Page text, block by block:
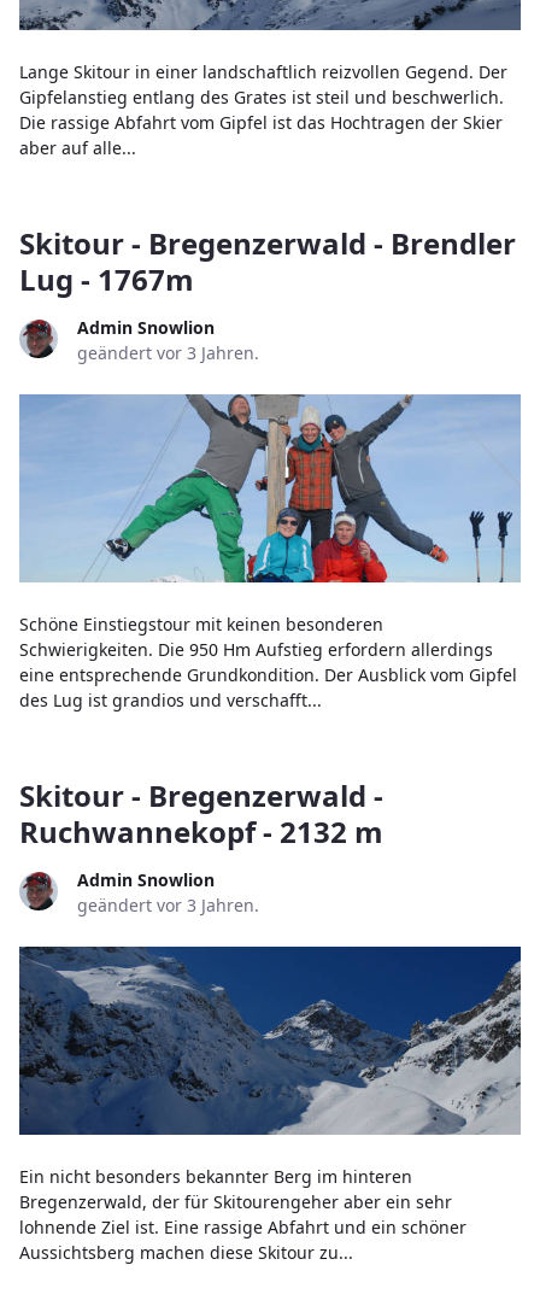
Lange Skitour in einer landschaftlich reizvollen Gegend. Der
Gipfelanstieg entlang des Grates ist steil und beschwerlich.
Die rassige Abfahrt vom Gipfel ist das Hochtragen der Skier
aber auf alle...
Skitour - Bregenzerwald - Brendler
Lug - 1767m
Admin Snowlion
geändert vor 3 Jahren.
Schöne Einstiegstour mit keinen besonderen
Schwierigkeiten. Die 950 Hm Aufstieg erfordern allerdings
eine entsprechende Grundkondition. Der Ausblick vom Gipfel
des Lug ist grandios und verschafft...
Skitour - Bregenzerwald -
Ruchwannekopf - 2132 m
Admin Snowlion
geändert vor 3 Jahren.
Ein nicht besonders bekannter Berg im hinteren
Bregenzerwald, der für Skitourengeher aber ein sehr
lohnende Ziel ist. Eine rassige Abfahrt und ein schöner
Aussichtsberg machen diese Skitour zu...